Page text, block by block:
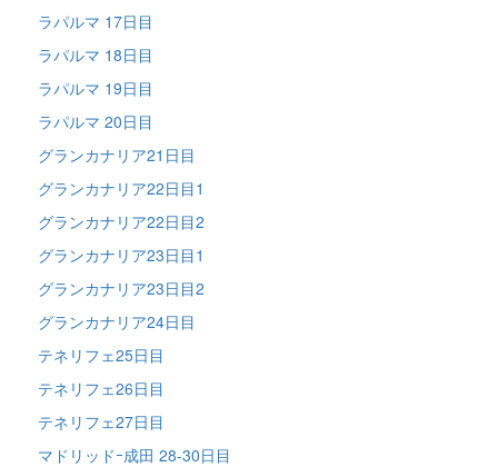
ラパルマ 17日目
ラパルマ 18日目
ラパルマ 19日目
ラパルマ 20日目
グランカナリア21日目
グランカナリア22日目1
グランカナリア22日目2
グランカナリア23日目1
グランカナリア23日目2
グランカナリア24日目
テネリフェ25日目
テネリフェ26日目
テネリフェ27日目
マドリッドｰ成田 28-30日目